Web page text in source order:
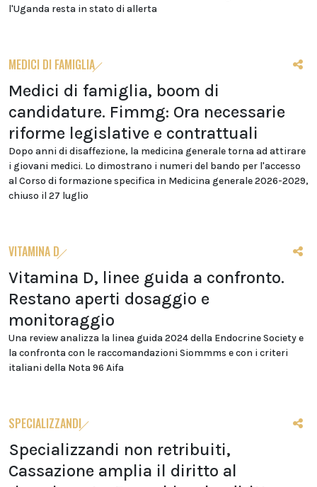
l'Uganda resta in stato di allerta
MEDICI DI FAMIGLIA
Medici di famiglia, boom di
candidature. Fimmg: Ora necessarie
riforme legislative e contrattuali
Dopo anni di disaffezione, la medicina generale torna ad attirare
i giovani medici. Lo dimostrano i numeri del bando per l'accesso
al Corso di formazione specifica in Medicina generale 2026-2029,
chiuso il 27 luglio
VITAMINA D
Vitamina D, linee guida a confronto.
Restano aperti dosaggio e
monitoraggio
Una review analizza la linea guida 2024 della Endocrine Society e
la confronta con le raccomandazioni Siommms e con i criteri
italiani della Nota 96 Aifa
SPECIALIZZANDI
Specializzandi non retribuiti,
Cassazione amplia il diritto al